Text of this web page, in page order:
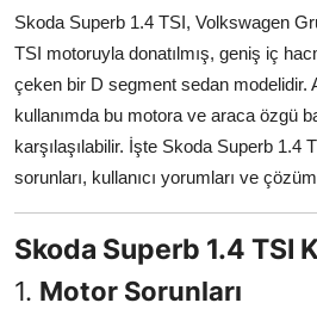
LPG & Yakıt
Elektrik & Akü
Klima & Konfor
Aydınlatma & Görüş
Şanzıman & Aktarma
Dizel Sistemler
Skoda Superb 1.4 TSI, Volkswagen
TSI motoruyla donatılmış, geniş iç
çeken bir D segment sedan modelidir.
kullanımda bu motora ve araca özgü
karşılaşılabilir. İşte Skoda Superb 1.4
sorunları, kullanıcı yorumları ve
Skoda Superb 1.4 TSI
1. Motor Sorunları